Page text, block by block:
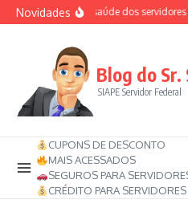
Ir para o conteúdo
NovidadesAuxílio-saúde dos servidores
Blog do Sr.
SIAPE Servidor Federal
CUPONS DE DESCONTO
MAIS ACESSADOS
SEGUROS PARA
CRÉDITO PARA SERVIDORES